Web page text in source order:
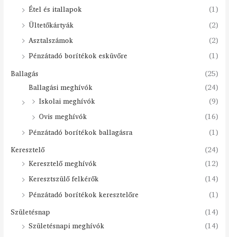
Étel és itallapok
(1)
Ültetőkártyák
(2)
Asztalszámok
(2)
Pénzátadó borítékok esküvőre
(1)
Ballagás
(25)
Ballagási meghívók
(24)
Iskolai meghívók
(9)
Ovis meghívók
(16)
Pénzátadó borítékok ballagásra
(1)
Keresztelő
(24)
Keresztelő meghívók
(12)
Keresztszülő felkérők
(14)
Pénzátadó borítékok keresztelőre
(1)
Születésnap
(14)
Születésnapi meghívók
(14)